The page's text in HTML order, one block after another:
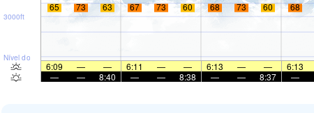
Nível do mar
3000ft
65 73 63 67 73 60 68 73 60 68
6:09 — — 6:11 — — 6:13 — — 6:13
—
— 8:40 — — 8:38 — — 8:37 —